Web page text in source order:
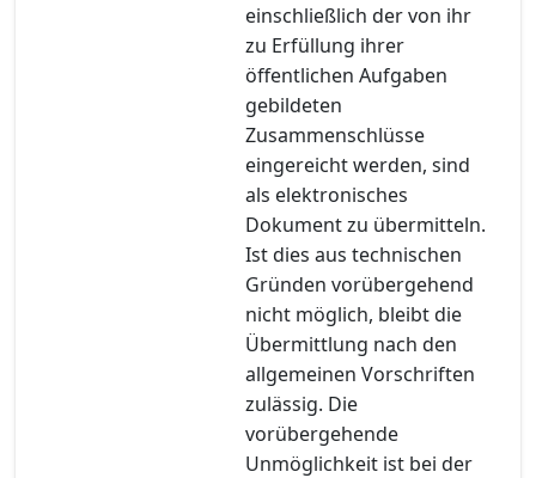
einschließlich der von ihr
zu Erfüllung ihrer
öffentlichen Aufgaben
gebildeten
Zusammenschlüsse
eingereicht werden, sind
als elektronisches
Dokument zu übermitteln.
Ist dies aus technischen
Gründen vorübergehend
nicht möglich, bleibt die
Übermittlung nach den
allgemeinen Vorschriften
zulässig. Die
vorübergehende
Unmöglichkeit ist bei der